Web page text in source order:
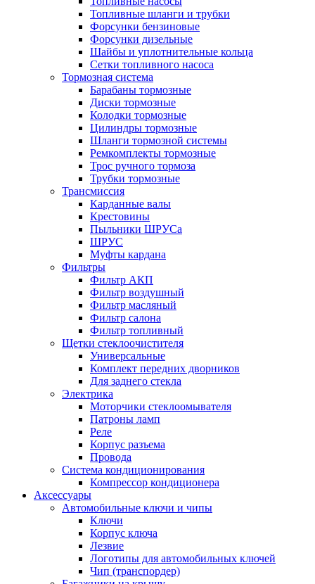
Топливные шланги и трубки
Форсунки бензиновые
Форсунки дизельные
Шайбы и уплотнительные кольца
Сетки топливного насоса
Тормозная система
Барабаны тормозные
Диски тормозные
Колодки тормозные
Цилиндры тормозные
Шланги тормозной системы
Ремкомплекты тормозные
Трос ручного тормоза
Трубки тормозные
Трансмиссия
Карданные валы
Крестовины
Пыльники ШРУСа
ШРУС
Муфты кардана
Фильтры
Фильтр АКП
Фильтр воздушный
Фильтр масляный
Фильтр салона
Фильтр топливный
Щетки стеклоочистителя
Универсальные
Комплект передних дворников
Для заднего стекла
Электрика
Моторчики стеклоомывателя
Патроны ламп
Реле
Корпус разъема
Провода
Система кондиционирования
Компрессор кондиционера
Аксессуары
Автомобильные ключи и чипы
Ключи
Корпус ключа
Лезвие
Логотипы для автомобильных ключей
Чип (транспордер)